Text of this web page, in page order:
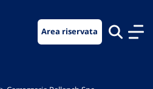
Area riservata